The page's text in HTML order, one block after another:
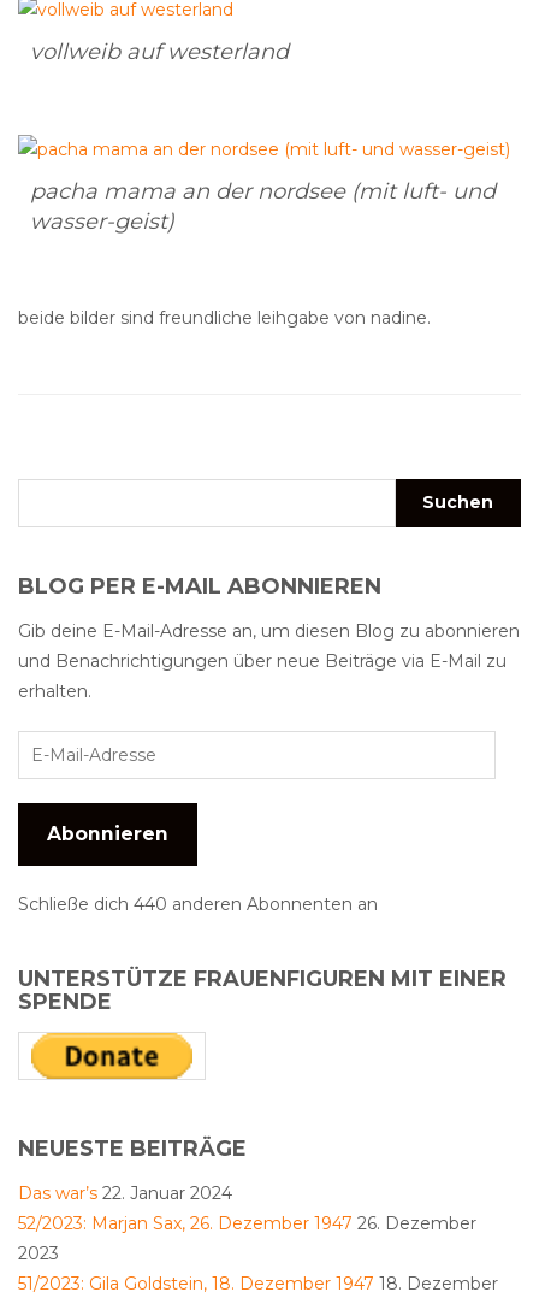
vollweib auf westerland
pacha mama an der nordsee (mit luft- und
wasser-geist)
beide bilder sind freundliche leihgabe von nadine.
BLOG PER E-MAIL ABONNIEREN
Gib deine E-Mail-Adresse an, um diesen Blog zu abonnieren
und Benachrichtigungen über neue Beiträge via E-Mail zu
erhalten.
Abonnieren
Schließe dich 440 anderen Abonnenten an
UNTERSTÜTZE FRAUENFIGUREN MIT EINER
SPENDE
NEUESTE BEITRÄGE
Das war’s 22. Januar 2024
52/2023: Marjan Sax, 26. Dezember 1947 26. Dezember
2023
51/2023: Gila Goldstein, 18. Dezember 1947 18. Dezember